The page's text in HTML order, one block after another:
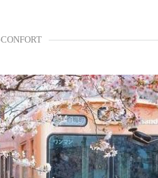
CONFORT